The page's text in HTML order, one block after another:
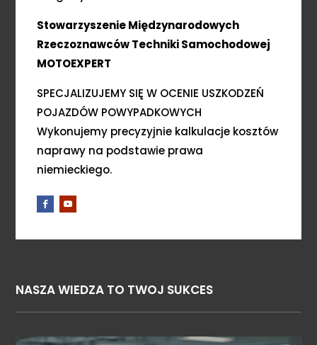
Stowarzyszenie Międzynarodowych
Rzeczoznawców Techniki Samochodowej
MOTOEXPERT
SPECJALIZUJEMY SIĘ W OCENIE USZKODZEŃ
POJAZDÓW POWYPADKOWYCH
Wykonujemy precyzyjnie kalkulacje kosztów
naprawy na podstawie prawa
niemieckiego.
NASZA WIEDZA TO TWOJ SUKCES